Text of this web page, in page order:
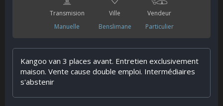
Transmision
Manuelle
Ville
Benslimane
Vendeur
Particulier
Kangoo van 3 places avant. Entretien exclusivement
maison. Vente cause double emploi. Intermédiaires
s'abstenir